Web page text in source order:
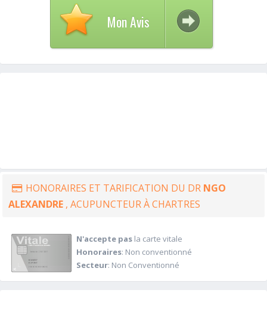
Mon Avis
HONORAIRES ET TARIFICATION DU DR NGO
ALEXANDRE , ACUPUNCTEUR À CHARTRES
N'accepte pasla carte vitale
Honoraires: Non conventionné
Secteur: Non Conventionné